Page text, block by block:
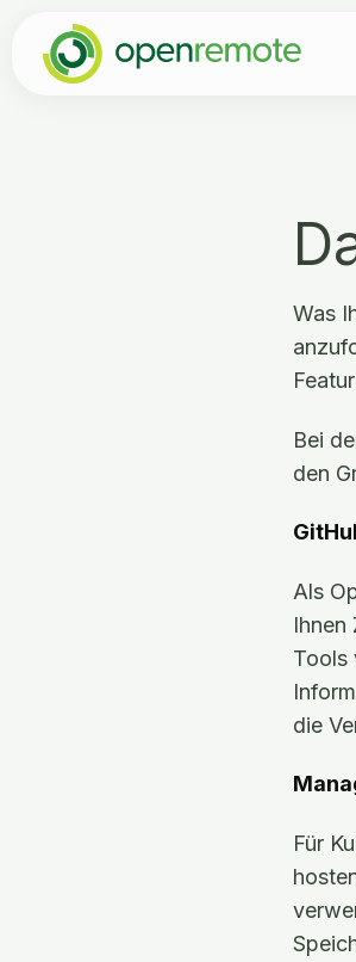
Was
Bei
den
Als
Ihnen
Tools
die
Für